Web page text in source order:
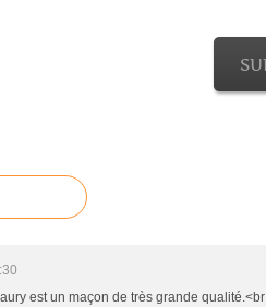
est un maçon de très grande qualité.<br